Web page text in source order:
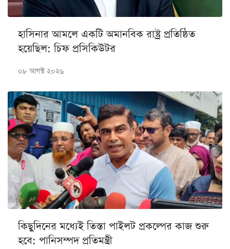
হাসিনার আমলে একটি অমানবিক রাষ্ট্র প্রতিষ্ঠিত
হয়েছিল: চিফ প্রসিকিউটর
০৮ আগস্ট ২০২৬
কিছুদিনের মধ্যেই তিস্তা পাইলট প্রকল্পের কাজ শুরু
হবে: পানিসম্পদ প্রতিমন্ত্রী